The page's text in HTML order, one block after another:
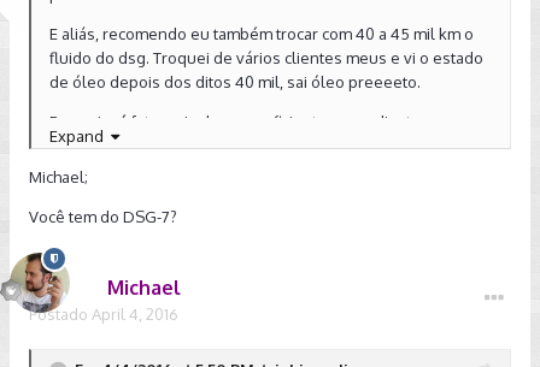
E aliás, recomendo eu também trocar com 40 a 45 mil km o
fluido do dsg. Troquei de vários clientes meus e vi o estado
de óleo depois dos ditos 40 mil, sai óleo preeeeto.
Para mim é fato mais do que suficiente para adiantar essa
troca.
Expand
Michael;
Você tem do DSG-7?
Michael
Postado April 4, 2016